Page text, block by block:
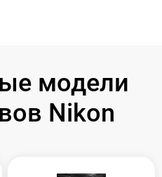
модели
Nikon